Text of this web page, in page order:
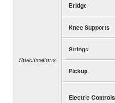
Specifications
Bridge
Knee Supports
Strings
Pickup
Electric Controls